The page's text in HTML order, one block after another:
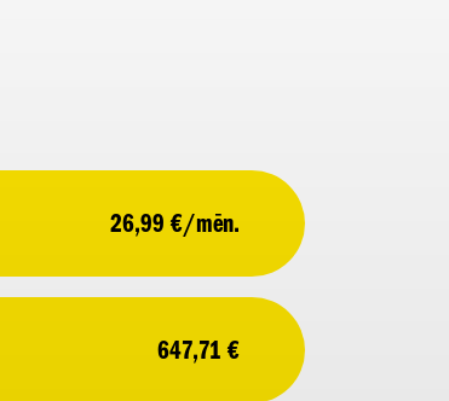
26,99 €/mēn.
647,71 €